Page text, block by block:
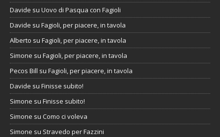
Davide su Uovo di Pasqua con Fagioli
Davide su Fagioli, per piacere, in tavola
Alberto su Fagioli, per piacere, in tavola
Simone su Fagioli, per piacere, in tavola
Pecos Bill su Fagioli, per piacere, in tavola
Davide su Finisse subito!
Simone su Finisse subito!
Simone su Como ci voleva
Simone su Stravedo per Fazzini